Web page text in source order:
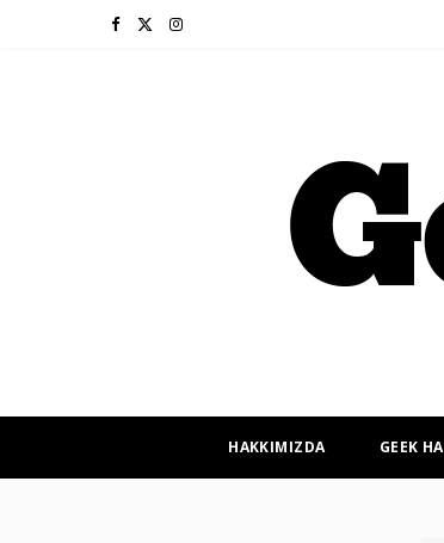
F I
HAKKIMIZDA GEEK